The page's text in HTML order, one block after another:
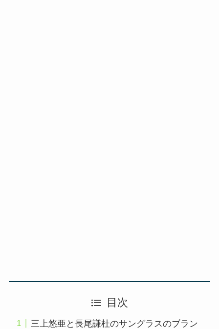
目次
三上悠亜と長尾謙杜のサングラスのブラン